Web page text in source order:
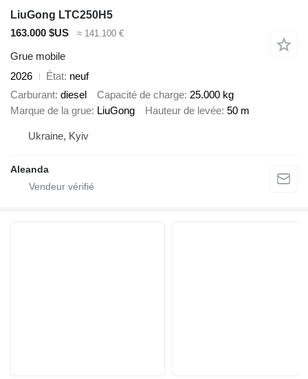
LiuGong LTC250H5
163.000 $US
≈ 141.100 €
Grue mobile
2026
État neuf
Carburant diesel Capacité de charge 25.000 kg
Marque de la grue LiuGong Hauteur de levée 50 m
Ukraine, Kyiv
Aleanda